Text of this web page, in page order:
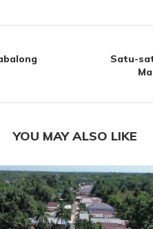
Satu-
YOU MAY ALSO LIKE